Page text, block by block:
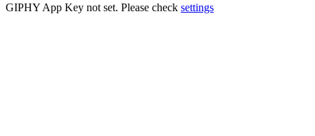
GIPHY App Key not set. Please check settings